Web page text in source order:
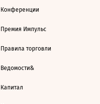
Конференции
Премия Импульс
Правила торговли
Ведомости&
Капитал